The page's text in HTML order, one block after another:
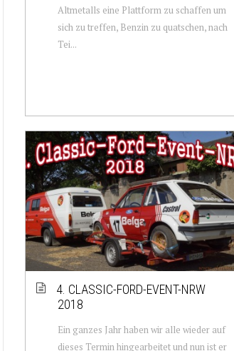
Altmetalls eine Plattform zu schaffen um
sich zu treffen, Benzin zu quatschen, nach
Tei...
4. CLASSIC-FORD-EVENT-NRW
2018
Ein ganzes Jahr haben wir alle wieder auf
dieses Termin hingearbeitet und nun ist er